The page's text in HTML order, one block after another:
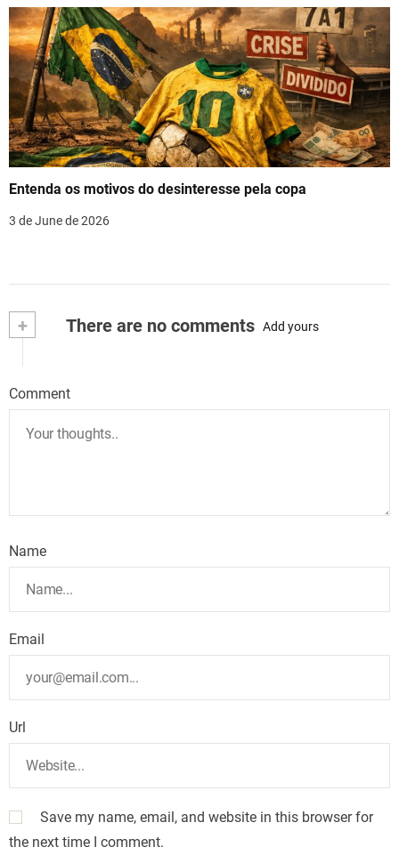
Entenda os motivos do desinteresse pela copa
3 de June de 2026
+ There are no comments Add yours
Comment
Name
Email
Url
Save my name, email, and website in this browser for
the next time I comment.